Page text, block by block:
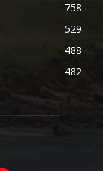
758
529
488
482